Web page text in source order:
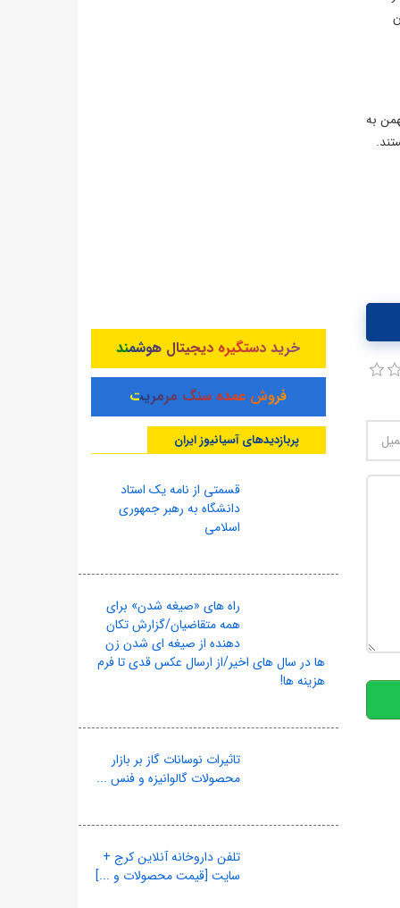
به
خرید دستگیره دیجیتال هوشمند
فروش عمده سنگ مرمریت
پربازدیدهای آسیانیوز ایران
قسمتی از نامه یک استاد
دانشگاه به رهبر جمهوری
اسلامی
راه های «صیغه شدن» برای
همه متقاضیان/گزارش تکان
دهنده از صیغه ای شدن زن
ها در سال های اخیر/از ارسال عکس قدی تا فرم
هزینه ها!
تاثیرات نوسانات گاز بر بازار
محصولات گالوانیزه و فنس ...
تلفن داروخانه آنلاین کرج +
سایت [قیمت محصولات و ...]